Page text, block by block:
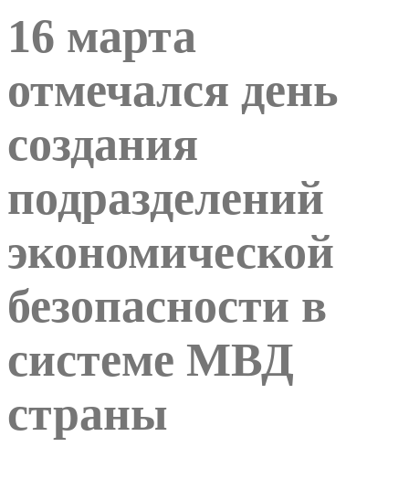
16 марта
отмечался день
создания
подразделений
экономической
безопасности в
системе МВД
страны